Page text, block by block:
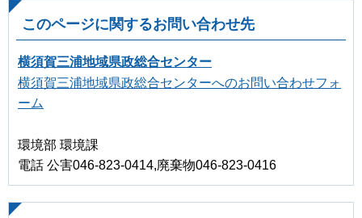
このページに関するお問い合わせ先
横須賀三浦地域県政総合センター
横須賀三浦地域県政総合センターへのお問い合わせフォ
ーム
環境部 環境課
電話 公害046-823-0414,廃棄物046-823-0416